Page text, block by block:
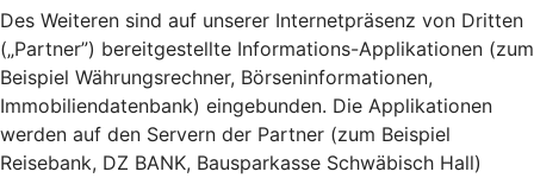
Des Weiteren sind auf unserer Internetpräsenz von Dritten
(„Partner”) bereitgestellte Informations-Applikationen (zum
Beispiel Währungsrechner, Börseninformationen,
Immobiliendatenbank) eingebunden. Die Applikationen
werden auf den Servern der Partner (zum Beispiel
Reisebank, DZ BANK, Bausparkasse Schwäbisch Hall)